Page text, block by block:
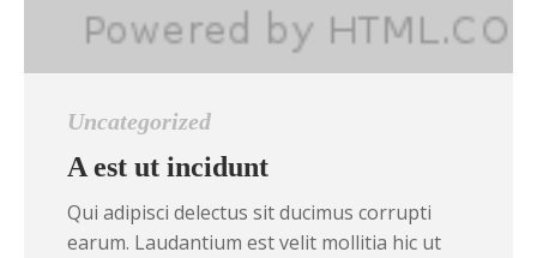
Uncategorized
A est ut incidunt
Qui adipisci delectus sit ducimus corrupti
earum. Laudantium est velit mollitia hic ut